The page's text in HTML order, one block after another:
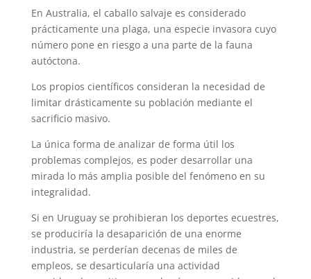
En Australia, el caballo salvaje es considerado
prácticamente una plaga, una especie invasora cuyo
número pone en riesgo a una parte de la fauna
autóctona.
Los propios científicos consideran la necesidad de
limitar drásticamente su población mediante el
sacrificio masivo.
La única forma de analizar de forma útil los
problemas complejos, es poder desarrollar una
mirada lo más amplia posible del fenómeno en su
integralidad.
Si en Uruguay se prohibieran los deportes ecuestres,
se produciría la desaparición de una enorme
industria, se perderían decenas de miles de
empleos, se desarticularía una actividad